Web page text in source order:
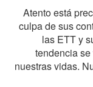
Atento está
culpa de sus
las ETT y
tendencia
nuestras vidas.